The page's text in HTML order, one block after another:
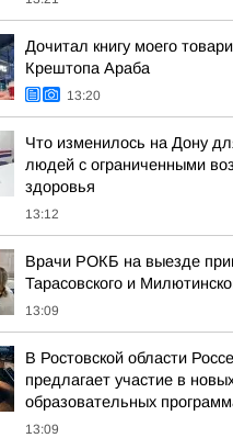
Дочитал книгу моего
Крештопа Араба
13:20
Что изменилось на Дону
людей с ограниченными
здоровья
13:12
Врачи РОКБ на выезде
Тарасовского и
13:09
В Ростовской области
предлагает участие в
образовательных
13:09